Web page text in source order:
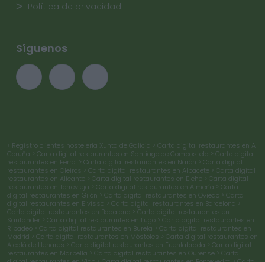
Política de privacidad
Síguenos
> Registro clientes hostelería Xunta de Galicia > Carta digital restaurantes en A
Coruña > Carta digital restaurantes en Santiago de Compostela > Carta digital
restaurantes en Ferrol > Carta digital restaurantes en Narón > Carta digital
restaurantes en Oleiros > Carta digital restaurantes en Albacete > Carta digital
restaurantes en Alicante > Carta digital restaurantes en Elche > Carta digital
restaurantes en Torrevieja > Carta digital restaurantes en Almería > Carta
digital restaurantes en Gijón > Carta digital restaurantes en Oviedo > Carta
digital restaurantes en Eivissa > Carta digital restaurantes en Barcelona >
Carta digital restaurantes en Badalona > Carta digital restaurantes en
Santander > Carta digital restaurantes en Lugo > Carta digital restaurantes en
Ribadeo > Carta digital restaurantes en Burela > Carta digital restaurantes en
Madrid > Carta digital restaurantes en Móstoles > Carta digital restaurantes en
Alcalá de Henares > Carta digital restaurantes en Fuenlabrada > Carta digital
restaurantes en Marbella > Carta digital restaurantes en Ourense > Carta